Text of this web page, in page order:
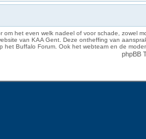
om het even welk nadeel of voor schade, zowel
van KAA Gent. Deze ontheffing van
het Buffalo Forum. Ook het webteam en de
phpBB